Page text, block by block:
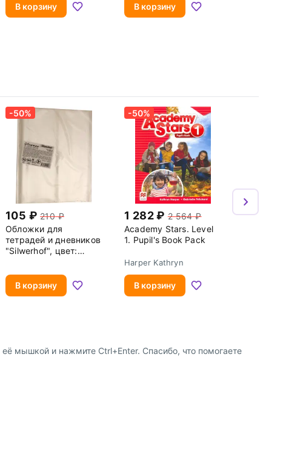
В корзину В корзину
-50%
105
210
Обложки для
тетрадей и дневников
"Silwerhof", цвет:
мм, 10 штук, арт.
382164
В корзину
-50%
1 282
2 564
Academy Stars. Level
1. Pupil's Book Pack
Harper Kathryn
В корзину
мышкой и нажмите Ctrl+Enter. Спасибо, что помогаете